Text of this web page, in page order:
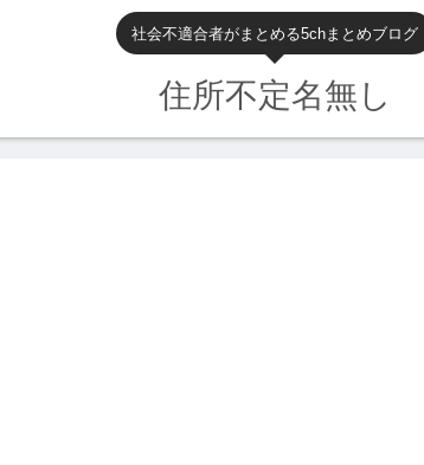
社会不適合者がまとめる5chまとめブログ
住所不定名無し